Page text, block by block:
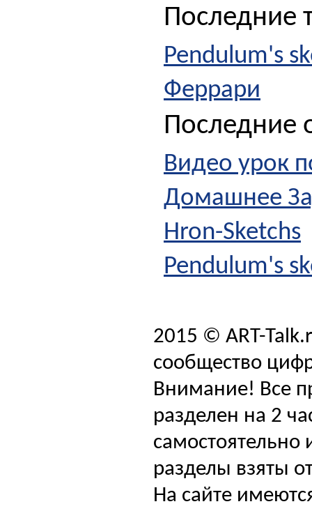
Последние
Pendulum's
Феррари
Последние
Видео урок
Домашнее
Hron-Sketchs
Pendulum's
2015 © ART-
сообщество
Внимание! Все
разделен на 2
самостоятельно
разделы взяты
На сайте